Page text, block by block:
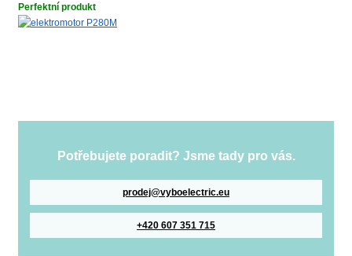
Perfektní produkt
Potřebujete poradit? Jsme tady pro vás.
prodej@vyboelectric.eu
+420 607 351 715